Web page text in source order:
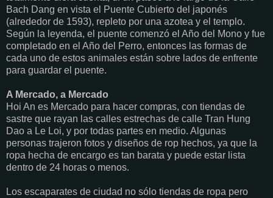
Bach Dang en vista el Puente Cubierto del japonés
(alrededor de 1593), repleto por una azotea y el templo.
Según la leyenda, el puente comenzó el Año del Mono y fue
completado en el Año del Perro, entonces las formas de
cada uno de estos animales están sobre lados de enfrente
para guardar el puente.
A Mercado, a Mercado
Hoi An es Mercado para hacer compras, con tiendas de
sastre que rayan las calles estrechas de calle Tran Hung
Dao a Le Loi, y por todas partes en medio. Algunas
personas trajeron fotos y diseños de rop hechos, ya que la
ropa hecha de encargo es tan barata y puede estar lista
dentro de 24 horas o menos.
Los escaparates de ciudad no sólo tiendas de ropa pero